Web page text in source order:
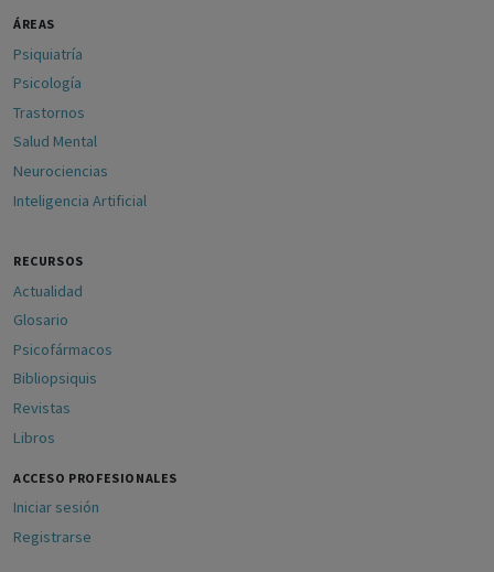
ÁREAS
Psiquiatría
Psicología
Trastornos
Salud Mental
Neurociencias
Inteligencia Artificial
RECURSOS
Actualidad
Glosario
Psicofármacos
Bibliopsiquis
Revistas
Libros
ACCESO PROFESIONALES
Iniciar sesión
Registrarse